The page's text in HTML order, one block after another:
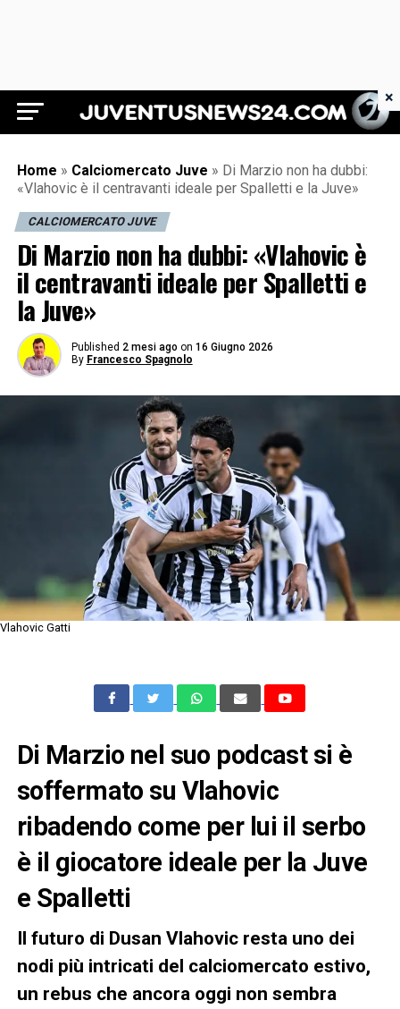
Juventus News 24
Home » Calciomercato Juve » Di Marzio non ha dubbi:
«Vlahovic è il centravanti ideale per Spalletti e la Juve»
CALCIOMERCATO JUVE
Di Marzio non ha dubbi: «Vlahovic è
il centravanti ideale per Spalletti e
la Juve»
Published 2 mesi ago on 16 Giugno 2026
By Francesco Spagnolo
Vlahovic Gatti
Di Marzio nel suo podcast si è
soffermato su Vlahovic
ribadendo come per lui il serbo
è il giocatore ideale per la Juve
e Spalletti
Il futuro di Dusan Vlahovic resta uno dei
nodi più intricati del calciomercato estivo,
un rebus che ancora oggi non sembra
×